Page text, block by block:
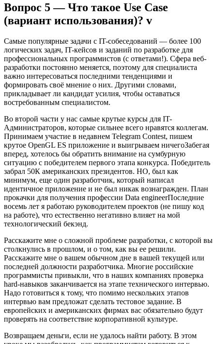
Вопрос 5 — Что такое Use Case
(вариант использования)? v
Самые популярные задачи с IT-собеседований — более 100
логических задач, IT-кейсов и заданий по разработке для
профессиональных программистов (с ответами!). Сфера веб-
разработки постоянно меняется, поэтому для специалиста
важно интересоваться последними тенденциями и
формировать своё мнение о них. Другими словами,
прикладывает ли кандидат усилия, чтобы оставаться
востребованным специалистом.
Во второй части у нас самые крутые курсы для IT-
Администраторов, которые сильнее всего нравятся коллегам.
Принимаем участие в недавнем Telegram Contest, пишем
крутое OpenGL ES приложение и выигрываем ничегоЗабегая
вперед, хотелось бы обратить внимание на сумбурную
ситуацию с победителем первого этапа конкурса. Победитель
забрал 50К американских президентов. НО, был как
минимум, еще один разработчик, который написал
идентичное приложение и не был никак вознагражден. План
прокачки для получения профессии Data engineerПоследние
восемь лет я работаю руководителем проектов (не пишу код
на работе), что естественно негативно влияет на мой
технологический бекэнд.
Расскажите мне о сложной проблеме разработки, с которой вы
столкнулись в прошлом, и о том, как вы ее решили.
Расскажите мне о вашем обычном дне в вашей текущей или
последней должности разработчика. Многие российские
программисты привыкли, что в наших компаниях проверка
hard-навыков заканчивается на этапе технического интервью.
Надо готовиться к тому, что помимо нескольких этапов
интервью вам предложат сделать тестовое задание. В
европейских и американских фирмах вас обязательно будут
проверять на соответствие корпоративной культуре.
Возвращаем деньги, если не удалось найти работу. В этом